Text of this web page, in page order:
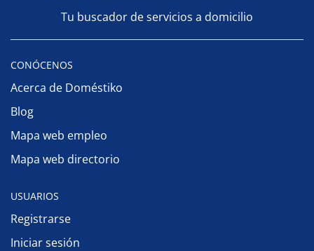
Tu buscador de servicios a domicilio
CONÓCENOS
Acerca de Doméstiko
Blog
Mapa web empleo
Mapa web directorio
USUARIOS
Registrarse
Iniciar sesión